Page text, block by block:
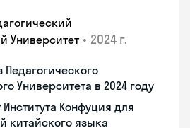
Университет • 2024 г.
Педагогического
Университета в 2024 году
Конфуция для
китайского языка